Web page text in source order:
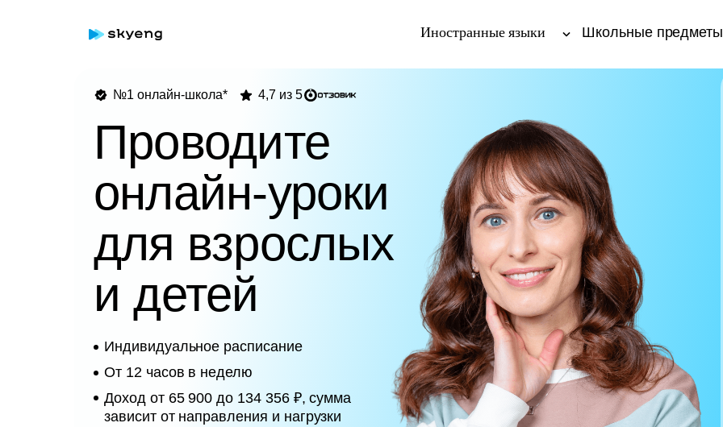
Иностранные языки Школьные предметы
№1 онлайн-школа*
Индивидуальное расписание
От 12 часов в неделю
Доход от 65 900 до 134 356 ₽, сумма
зависит от направления и нагрузки
4,7 из 5
Проводите
онлайн-уроки
для взрослых
и детей